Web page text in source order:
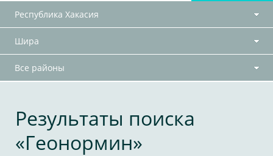
Республика Хакасия
Шира
Все районы
Результаты поиска
«Геонормин»